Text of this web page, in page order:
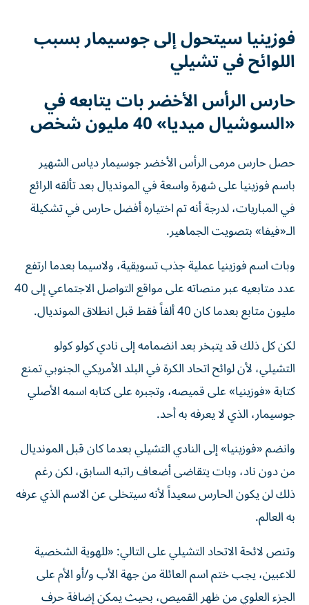
فوزينيا سيتحول إلى جوسيمار بسبب
اللوائح في تشيلي
حارس الرأس الأخضر بات يتابعه في
«السوشيال ميديا» 40 مليون شخص
حصل حارس مرمى الرأس الأخضر جوسيمار دياس الشهير
باسم فوزينيا على شهرة واسعة في المونديال بعد تألقه الرائع
في المباريات، لدرجة أنه تم اختياره أفضل حارس في تشكيلة
الـ«فيفا» بتصويت الجماهير.
وبات اسم فوزينيا عملية جذب تسويقية، ولاسيما بعدما ارتفع
عدد متابعيه عبر منصاته على مواقع التواصل الاجتماعي إلى 40
مليون متابع بعدما كان 40 ألفاً فقط قبل انطلاق المونديال.
لكن كل ذلك قد يتبخر بعد انضمامه إلى نادي كولو كولو
التشيلي، لأن لوائح اتحاد الكرة في البلد الأمريكي الجنوبي تمنع
كتابة «فوزينيا» على قميصه، وتجبره على كتابه اسمه الأصلي
جوسيمار، الذي لا يعرفه به أحد.
وانضم «فوزينيا» إلى النادي التشيلي بعدما كان قبل المونديال
من دون ناد، وبات يتقاضى أضعاف راتبه السابق، لكن رغم
ذلك لن يكون الحارس سعيداً لأنه سيتخلى عن الاسم الذي عرفه
به العالم.
وتنص لائحة الاتحاد التشيلي على التالي: «للهوية الشخصية
للاعبين، يجب ختم اسم العائلة من جهة الأب و/أو الأم على
الجزء العلوي من ظهر القميص، بحيث يمكن إضافة حرف